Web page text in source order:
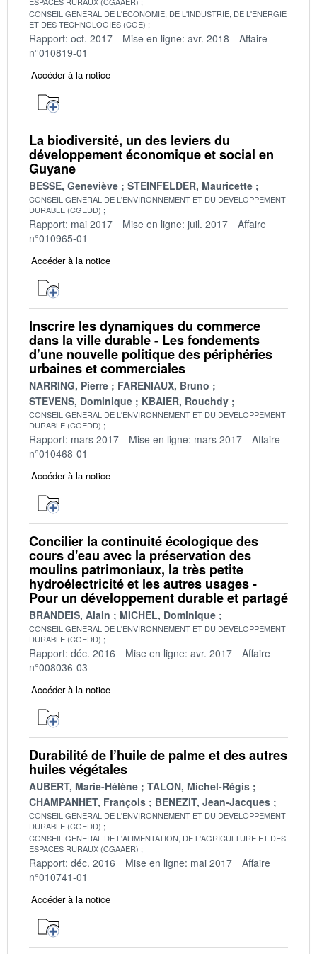
CONSEIL GENERAL DE L'ECONOMIE, DE L'INDUSTRIE, DE L'ENERGIE
ET DES TECHNOLOGIES (CGE)
Rapport: oct. 2017 Mise en ligne: avr. 2018
Affaire
n°010819-01
Accéder à la notice
La biodiversité, un des leviers du
développement économique et social en
Guyane
BESSE, Geneviève STEINFELDER, Mauricette
CONSEIL GENERAL DE L'ENVIRONNEMENT ET DU DEVELOPPEMENT
DURABLE (CGEDD)
Rapport: mai 2017 Mise en ligne: juil. 2017
Affaire
n°010965-01
Accéder à la notice
Inscrire les dynamiques du commerce
dans la ville durable - Les fondements
d’une nouvelle politique des périphéries
urbaines et commerciales
NARRING, Pierre
FARENIAUX, Bruno
STEVENS, Dominique
KBAIER, Rouchdy
CONSEIL GENERAL DE L'ENVIRONNEMENT ET DU DEVELOPPEMENT
DURABLE (CGEDD)
Rapport: mars 2017 Mise en ligne: mars 2017
Affaire
n°010468-01
Accéder à la notice
Concilier la continuité écologique des
cours d'eau avec la préservation des
moulins patrimoniaux, la très petite
hydroélectricité et les autres usages -
Pour un développement durable et partagé
BRANDEIS, Alain MICHEL, Dominique
CONSEIL GENERAL DE L'ENVIRONNEMENT ET DU DEVELOPPEMENT
DURABLE (CGEDD)
Rapport: déc. 2016 Mise en ligne: avr. 2017
Affaire
n°008036-03
Accéder à la notice
Durabilité de l’huile de palme et des autres
huiles végétales
AUBERT, Marie-Hélène
TALON, Michel-Régis
CHAMPANHET, François
BENEZIT, Jean-Jacques
CONSEIL GENERAL DE L'ENVIRONNEMENT ET DU DEVELOPPEMENT
DURABLE (CGEDD)
CONSEIL GENERAL DE L'ALIMENTATION, DE L'AGRICULTURE ET DES
ESPACES RURAUX (CGAAER)
Rapport: déc. 2016 Mise en ligne: mai 2017
Affaire
n°010741-01
Accéder à la notice